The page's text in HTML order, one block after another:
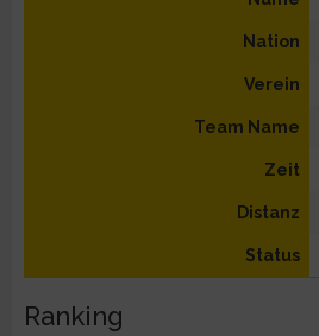
Nation
Verein
Team Name
Zeit
Distanz
Status
Ranking